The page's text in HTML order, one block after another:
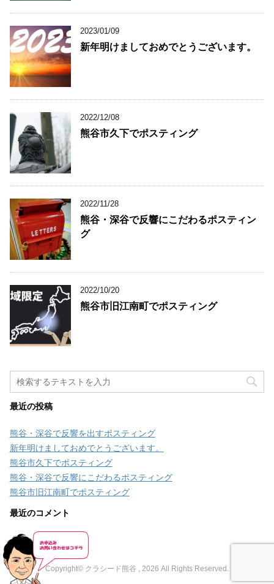
2023/01/09
新年明けましておめでとうございます。
2022/12/08
熊谷市久下でポスティング
2022/11/28
熊谷・深谷で反響にこだわるポスティン
グ
2022/10/20
熊谷市旧江南町でポスティング
最近の投稿
熊谷・深谷で反響を出すポスティング
新年明けましておめでとうございます。
熊谷市久下でポスティング
熊谷・深谷で反響にこだわるポスティング
熊谷市旧江南町でポスティング
最近のコメント
Copyright© クラシード熊谷 , 2026 All Rights Reserved.